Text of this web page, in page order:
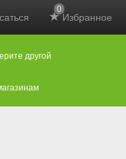
Избранное
0
другой